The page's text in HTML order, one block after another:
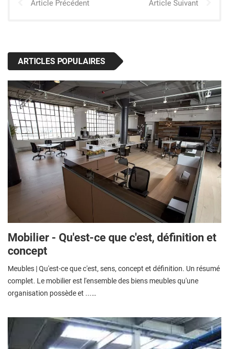
Article Précédent Article Suivant
ARTICLES POPULAIRES
Mobilier - Qu'est-ce que c'est, définition et
concept
Meubles | Qu'est-ce que c'est, sens, concept et définition. Un résumé
complet. Le mobilier est l'ensemble des biens meubles qu'une
organisation possède et ...…